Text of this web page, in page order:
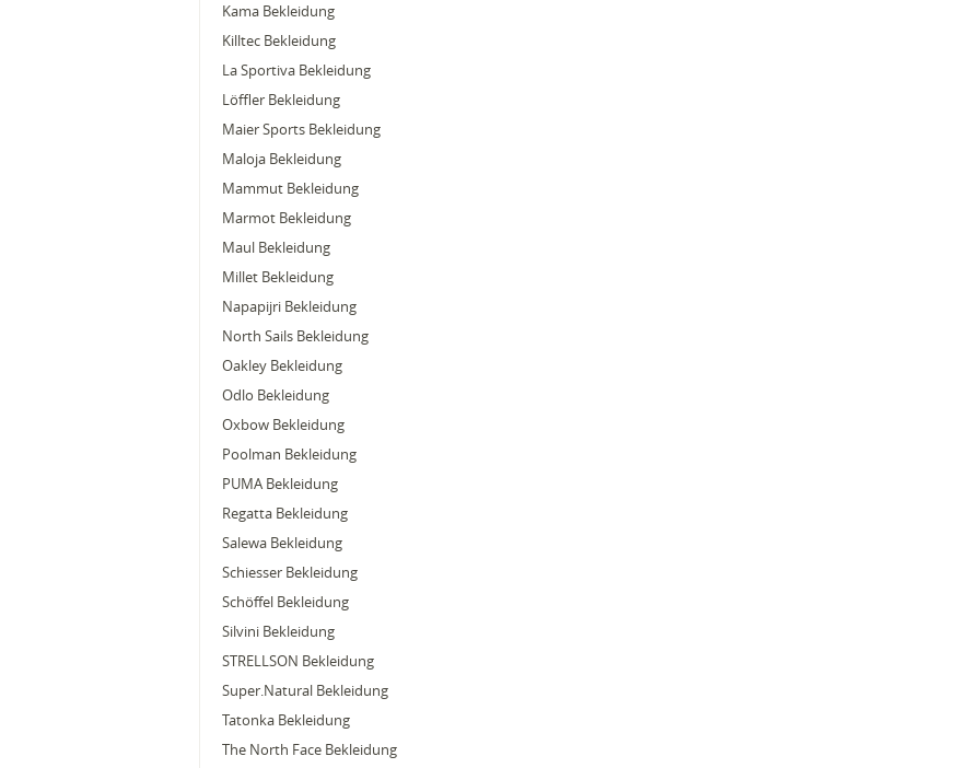
Kama Bekleidung
Killtec Bekleidung
La Sportiva Bekleidung
Löffler Bekleidung
Maier Sports Bekleidung
Maloja Bekleidung
Mammut Bekleidung
Marmot Bekleidung
Maul Bekleidung
Millet Bekleidung
Napapijri Bekleidung
North Sails Bekleidung
Oakley Bekleidung
Odlo Bekleidung
Oxbow Bekleidung
Poolman Bekleidung
PUMA Bekleidung
Regatta Bekleidung
Salewa Bekleidung
Schiesser Bekleidung
Schöffel Bekleidung
Silvini Bekleidung
STRELLSON Bekleidung
Super.Natural Bekleidung
Tatonka Bekleidung
The North Face Bekleidung